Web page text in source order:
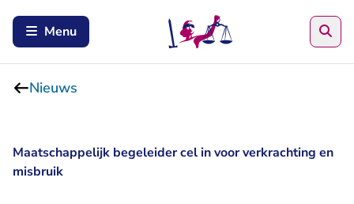
Menu
Nieuws
Maatschappelijk begeleider cel in voor verkrachting en
misbruik